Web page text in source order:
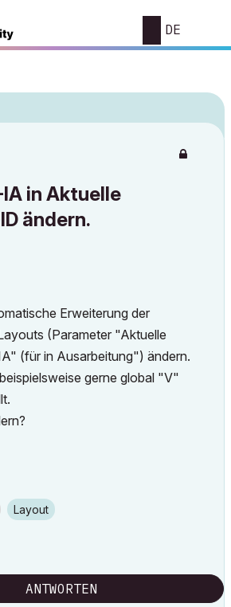
DE
in Aktuelle
ändern.
Erweiterung der
(Parameter "Aktuelle
(für in Ausarbeitung") ändern.
gerne global "V"
Layout
ANTWORTEN